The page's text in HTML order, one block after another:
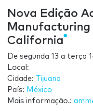
Nova Edição
Manufacturing
California
De segunda 13 a terça
Local:
Cidade:
Tijuana
País: México
Mais informação.: